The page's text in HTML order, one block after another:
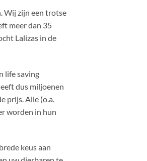
Wij zijn een trotse
meer dan 35
Lalizas in de
life saving
dus miljoenen
prijs. Alle (o.a.
worden in hun
keus aan